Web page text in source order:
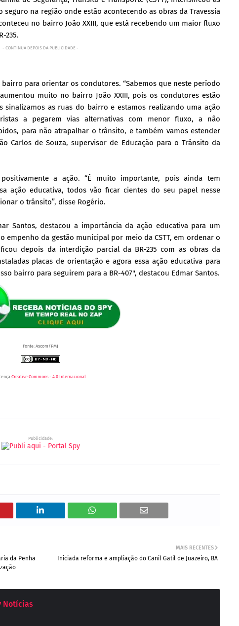
na região onde estão acontecendo as obras da Travessia
no bairro João XXIII, que está recebendo um maior fluxo
235.
- CONTINUA DEPOIS DA PUBLICIDADE -
para orientar os condutores. “Sabemos que neste período
muito no bairro João XXIII, pois os condutores estão
sinalizamos as ruas do bairro e estamos realizando uma ação
a pegarem vias alternativas com menor fluxo, a não
para não atrapalhar o trânsito, e também vamos estender
Carlos de Souza, supervisor de Educação para o Trânsito da
a ação. “É muito importante, pois ainda tem
ação educativa, todos vão ficar cientes do seu papel nesse
o trânsito”, disse Rogério.
Santos, destacou a importância da ação educativa para um
empenho da gestão municipal por meio da CSTT, em ordenar o
depois da interdição parcial da BR-235 com as obras da
placas de orientação e agora essa ação educativa para
bairro para seguirem para a BR-407", destacou Edmar Santos.
Fonte: Ascom/PMJ
Creative Commons - 4.0 Internacional
Publicidade:
MAIS RECENTES
Iniciada reforma e ampliação do Canil Gatil de Juazeiro, BA
da Penha
Notícias